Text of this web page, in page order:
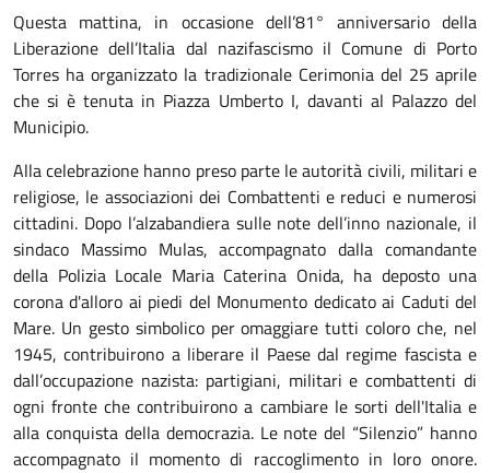
Questa mattina, in occasione dell’81° anniversario della
Liberazione dell’Italia dal nazifascismo il Comune di Porto
Torres ha organizzato la tradizionale Cerimonia del 25 aprile
che si è tenuta in Piazza Umberto I, davanti al Palazzo del
Municipio.
Alla celebrazione hanno preso parte le autorità civili, militari e
religiose, le associazioni dei Combattenti e reduci e numerosi
cittadini. Dopo l’alzabandiera sulle note dell’inno nazionale, il
sindaco Massimo Mulas, accompagnato dalla comandante
della Polizia Locale Maria Caterina Onida, ha deposto una
corona d'alloro ai piedi del Monumento dedicato ai Caduti del
Mare. Un gesto simbolico per omaggiare tutti coloro che, nel
1945, contribuirono a liberare il Paese dal regime fascista e
dall’occupazione nazista: partigiani, militari e combattenti di
ogni fronte che contribuirono a cambiare le sorti dell'Italia e
alla conquista della democrazia. Le note del “Silenzio” hanno
accompagnato il momento di raccoglimento in loro onore.